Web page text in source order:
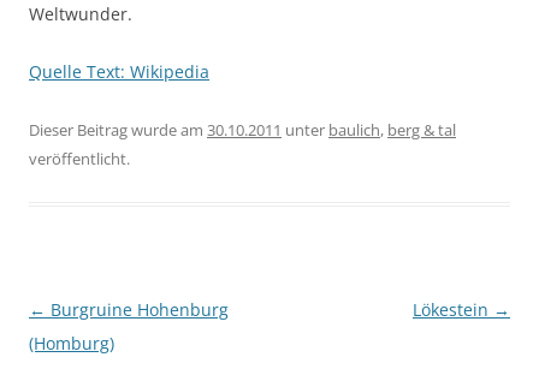
Weltwunder.
Quelle Text: Wikipedia
Dieser Beitrag wurde am 30.10.2011 unter baulich, berg & tal
veröffentlicht.
Beitragsnavigation
← Burgruine Hohenburg
(Homburg)
Lökestein →